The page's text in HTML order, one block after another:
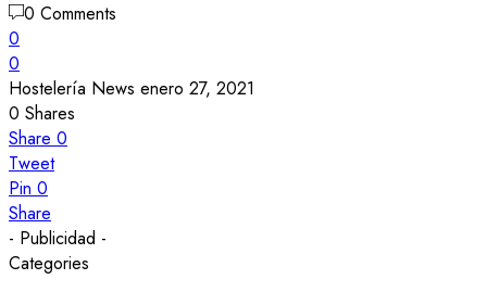
0 Comments
0
0
Hostelería News enero 27, 2021
0 Shares
Share 0
Tweet
Pin 0
Share
- Publicidad -
Categories